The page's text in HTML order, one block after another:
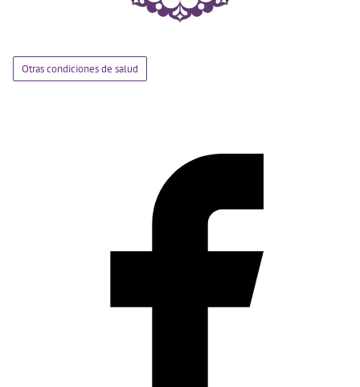
Otras condiciones de salud